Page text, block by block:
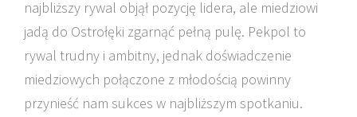
najbliższy rywal objął pozycję lidera, ale miedziowi
jadą do Ostrołęki zgarnąć pełną pulę. Pekpol to
rywal trudny i ambitny, jednak doświadczenie
miedziowych połączone z młodością powinny
przynieść nam sukces w najbliższym spotkaniu.